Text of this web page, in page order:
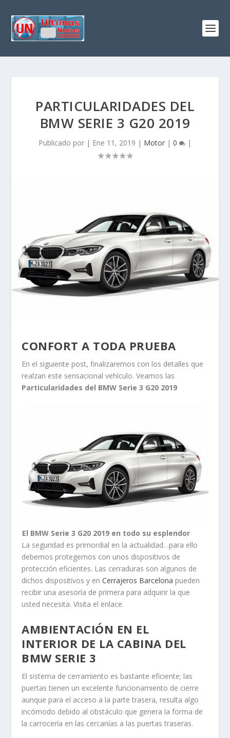
PARTICULARIDADES DEL
BMW SERIE 3 G20 2019
Publicado por | Ene 11, 2019 | Motor | 0 |
CONFORT A TODA PRUEBA
En el siguiente post, finalizaremos con los detalles que
realzan este sensacional vehículo. Veamos las
Particularidades del BMW Serie 3 G20 2019
El BMW Serie 3 G20 2019 en todo su esplendor
La seguridad es primordial en la actualidad…para ello
debemos protegernos con unos dispositivos de
protección eficientes. Las cerraduras son algunos de
dichos dispositivos y enCerrajeros Barcelona pueden
recibir una asesoría de primera para adquirir la que
usted necesita. Visita el enlace.
AMBIENTACIÓN EN EL
INTERIOR DE LA CABINA DEL
BMW SERIE 3
El sistema de cerramiento es bastante eficiente; las
puertas tienen un excelente funcionamiento de cierre
aunque para el acceso a la parte trasera, resulta algo
incómodo debido al obstáculo que genera la forma de
la carrocería en las cercanías a las puertas traseras.